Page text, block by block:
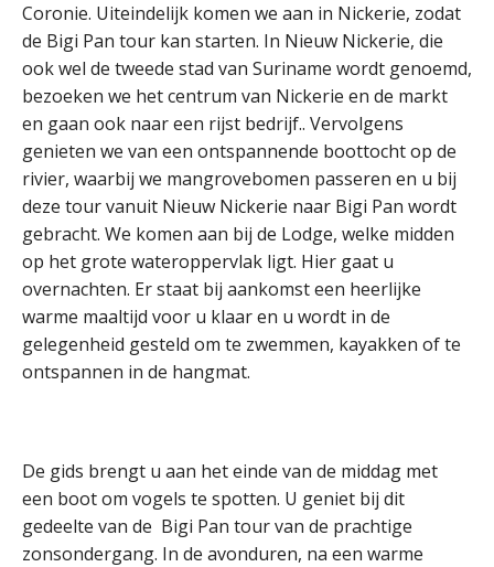
Coronie. Uiteindelijk komen we aan in Nickerie, zodat
de Bigi Pan tour kan starten. In Nieuw Nickerie, die
ook wel de tweede stad van Suriname wordt genoemd,
bezoeken we het centrum van Nickerie en de markt
en gaan ook naar een rijst bedrijf.. Vervolgens
genieten we van een ontspannende boottocht op de
rivier, waarbij we mangrovebomen passeren en u bij
deze tour vanuit Nieuw Nickerie naar Bigi Pan wordt
gebracht. We komen aan bij de Lodge, welke midden
op het grote wateroppervlak ligt. Hier gaat u
overnachten. Er staat bij aankomst een heerlijke
warme maaltijd voor u klaar en u wordt in de
gelegenheid gesteld om te zwemmen, kayakken of te
ontspannen in de hangmat.
De gids brengt u aan het einde van de middag met
een boot om vogels te spotten. U geniet bij dit
gedeelte van de Bigi Pan tour van de prachtige
zonsondergang. In de avonduren, na een warme